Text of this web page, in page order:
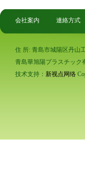
会社案内 連絡方式
住 所: 青島市城陽区丹山
青島華旭陽プラスチック
技术支持： 新视点网络